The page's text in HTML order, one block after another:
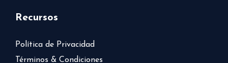
Recursos
Política de Privacidad
Términos & Condiciones